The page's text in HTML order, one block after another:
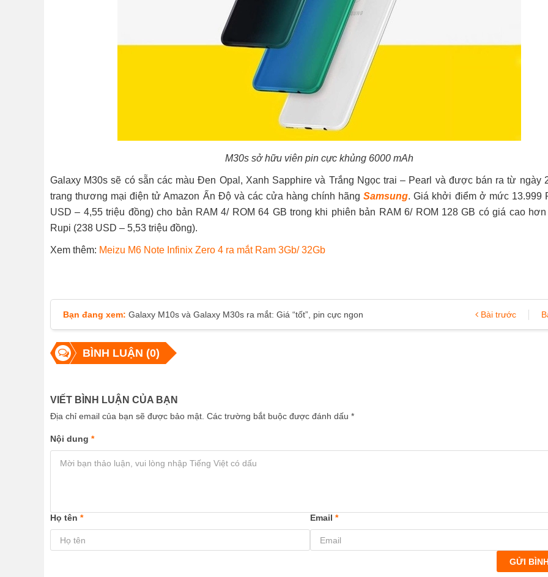
M30s sở hữu viên pin cực khủng 6000 mAh
Galaxy M30s sẽ có sẵn các màu Đen Opal, Xanh Sapphire và Trắng Ngọc trai – Pearl và được bán ra từ ngày
trang thương mại điện tử Amazon Ấn Độ và các cửa hàng chính hãngSamsung. Giá khởi điểm ở mức 13.999
USD – 4,55 triệu đồng) cho bản RAM 4/ ROM 64 GB trong khi phiên bản RAM 6/ ROM 128 GB có giá cao
Rupi (238 USD – 5,53 triệu đồng).
Xem thêm: Meizu M6 Note Infinix Zero 4 ra mắt Ram 3Gb/ 32Gb
Bạn đang xem: Galaxy M10s và Galaxy M30s ra mắt: Giá “tốt”, pin cực ngon Bài trước
BÌNH LUẬN (0)
VIẾT BÌNH LUẬN CỦA BẠN
Địa chỉ email của bạn sẽ được bảo mật. Các trường bắt buộc được đánh dấu *
Nội dung *
Họ tên * Email *
GỬI